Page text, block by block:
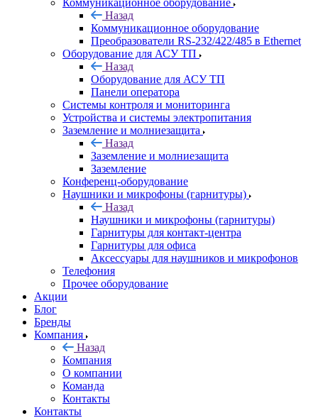
Коммуникационное оборудование
Назад
Коммуникационное оборудование
Преобразователи RS-232/422/485 в Ethernet
Оборудование для АСУ ТП
Назад
Оборудование для АСУ ТП
Панели оператора
Системы контроля и мониторинга
Устройства и системы электропитания
Заземление и молниезащита
Назад
Заземление и молниезащита
Заземление
Конференц-оборудование
Наушники и микрофоны (гарнитуры)
Назад
Наушники и микрофоны (гарнитуры)
Гарнитуры для контакт-центра
Гарнитуры для офиса
Аксессуары для наушников и микрофонов
Телефония
Прочее оборудование
Акции
Блог
Бренды
Компания
Назад
Компания
О компании
Команда
Контакты
Контакты